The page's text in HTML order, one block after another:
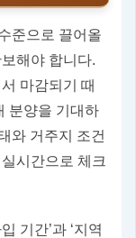
준으로 끌어올
해야 합니다.
마감되기 때
분양을 기대하
와 거주지 조건
시간으로 체크
기간’과 ‘지역